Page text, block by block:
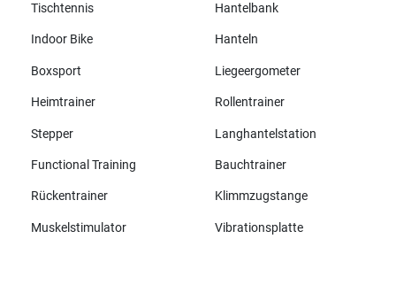
Tischtennis Hantelbank
Indoor Bike Hanteln
Boxsport Liegeergometer
Heimtrainer Rollentrainer
Stepper Langhantelstation
Functional Training Bauchtrainer
Rückentrainer Klimmzugstange
Muskelstimulator Vibrationsplatte